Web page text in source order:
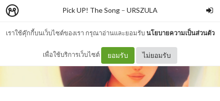
เราใช้คุ๊กกี้บนเว็บไซต์ของเรา กรุณาอ่านและยอมรับนโยบายความเป็นส่วนตัว
เพื่อใช้บริการเว็บไซต์ ยอมรับ ไม่ยอมรับ
Pick UP! The Song – URSZULA